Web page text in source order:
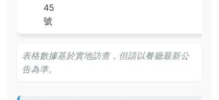
45
號
表格數據基於實地訪查，但請以餐廳最新公
告為準。